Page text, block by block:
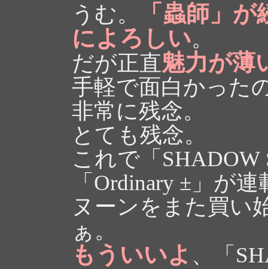
うむ。
「蟲師」
によろしい。
だが正直魅力が薄
手軽で面白かった
非常に残念。
とても残念。
これで「
「Ordinary ±」が
ヌーンをまた買い
ぁ。
もういいよ 、「